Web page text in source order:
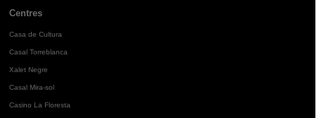
Centres
Casa de Cultura
Casal Torreblanca
Xalet Negre
Casal Mira-sol
Casino La Floresta